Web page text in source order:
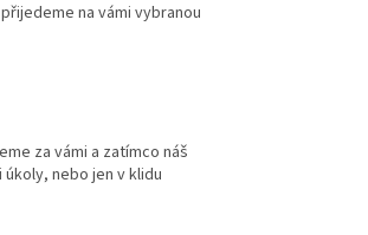
na vámi vybranou
za vámi a zatímco náš
nebo jen v klidu